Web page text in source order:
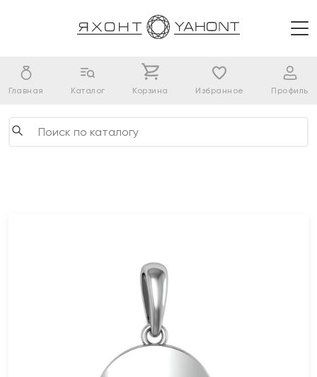
Главная Каталог Корзина Избранное Профиль